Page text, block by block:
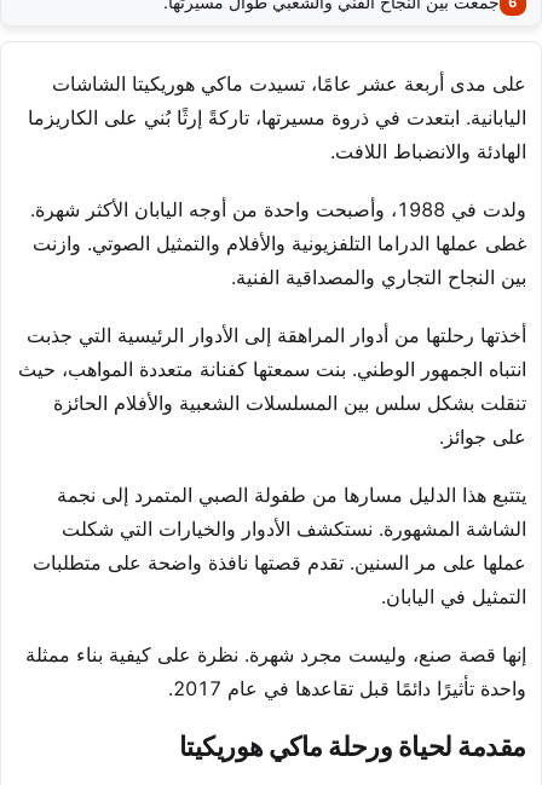
على مدى أربعة عشر عامًا، تسيدت ماكي هوريكيتا الشاشات
اليابانية. ابتعدت في ذروة مسيرتها، تاركةً إرثًا بُني على الكاريزما
الهادئة والانضباط اللافت.
ولدت في 1988، وأصبحت واحدة من أوجه اليابان الأكثر شهرة.
غطى عملها الدراما التلفزيونية والأفلام والتمثيل الصوتي. وازنت
بين النجاح التجاري والمصداقية الفنية.
أخذتها رحلتها من أدوار المراهقة إلى الأدوار الرئيسية التي جذبت
انتباه الجمهور الوطني. بنت سمعتها كفنانة متعددة المواهب، حيث
تنقلت بشكل سلس بين المسلسلات الشعبية والأفلام الحائزة
على جوائز.
يتتبع هذا الدليل مسارها من طفولة الصبي المتمرد إلى نجمة
الشاشة المشهورة. نستكشف الأدوار والخيارات التي شكلت
عملها على مر السنين. تقدم قصتها نافذة واضحة على متطلبات
التمثيل في اليابان.
إنها قصة صنع، وليست مجرد شهرة. نظرة على كيفية بناء ممثلة
واحدة تأثيرًا دائمًا قبل تقاعدها في عام 2017.
مقدمة لحياة ورحلة ماكي هوريكيتا